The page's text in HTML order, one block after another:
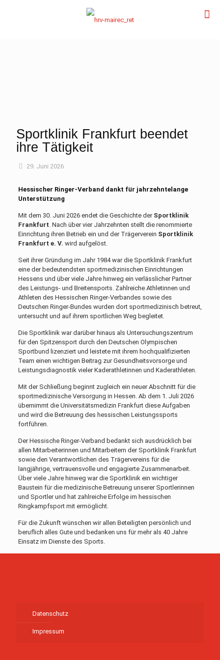
Sportklinik Frankfurt beendet
ihre Tätigkeit
29. Juni 2026
Hessischer Ringer-Verband dankt für jahrzehntelange
Unterstützung
Mit dem 30. Juni 2026 endet die Geschichte der Sportklinik
Frankfurt. Nach über vier Jahrzehnten stellt die renommierte
Einrichtung ihren Betrieb ein und der Trägerverein Sportklinik
Frankfurt e. V. wird aufgelöst.
Seit ihrer Gründung im Jahr 1984 war die Sportklinik Frankfurt
eine der bedeutendsten sportmedizinischen Einrichtungen
Hessens und über viele Jahre hinweg ein verlässlicher Partner
des Leistungs- und Breitensports. Zahlreiche Athletinnen und
Athleten des Hessischen Ringer-Verbandes sowie des
Deutschen Ringer-Bundes wurden dort sportmedizinisch betreut,
untersucht und auf ihrem sportlichen Weg begleitet.
Die Sportklinik war darüber hinaus als Untersuchungszentrum
für den Spitzensport durch den Deutschen Olympischen
Sportbund lizenziert und leistete mit ihrem hochqualifizierten
Team einen wichtigen Beitrag zur Gesundheitsvorsorge und
Leistungsdiagnostik vieler Kaderathletinnen und Kaderathleten.
Mit der Schließung beginnt zugleich ein neuer Abschnitt für die
sportmedizinische Versorgung in Hessen. Ab dem 1. Juli 2026
übernimmt die Universitätsmedizin Frankfurt diese Aufgaben
und wird die Betreuung des hessischen Leistungssports
fortführen.
Der Hessische Ringer-Verband bedankt sich ausdrücklich bei
allen Mitarbeiterinnen und Mitarbeitern der Sportklinik Frankfurt
sowie den Verantwortlichen des Trägervereins für die
langjährige, vertrauensvolle und engagierte Zusammenarbeit.
Über viele Jahre hinweg war die Sportklinik ein wichtiger
Baustein für die medizinische Betreuung unserer Sportlerinnen
und Sportler und hat zahlreiche Erfolge im hessischen
Ringkampfsport mit ermöglicht.
Für die Zukunft wünschen wir allen Beteiligten persönlich und
beruflich alles Gute und bedanken uns für mehr als 40 Jahre
Einsatz im Dienste des Sports.
Datenschutz
Impressum